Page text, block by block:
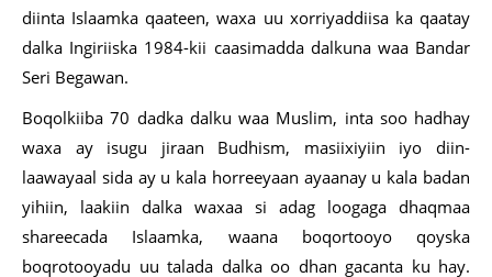
diinta Islaamka qaateen, waxa uu xorriyaddiisa ka qaatay
dalka Ingiriiska 1984-kii caasimadda dalkuna waa Bandar
Seri Begawan.
Boqolkiiba 70 dadka dalku waa Muslim, inta soo hadhay
waxa ay isugu jiraan Budhism, masiixiyiin iyo diin-
laawayaal sida ay u kala horreeyaan ayaanay u kala badan
yihiin, laakiin dalka waxaa si adag loogaga dhaqmaa
shareecada Islaamka, waana boqortooyo qoyska
boqrotooyadu uu talada dalka oo dhan gacanta ku hay.